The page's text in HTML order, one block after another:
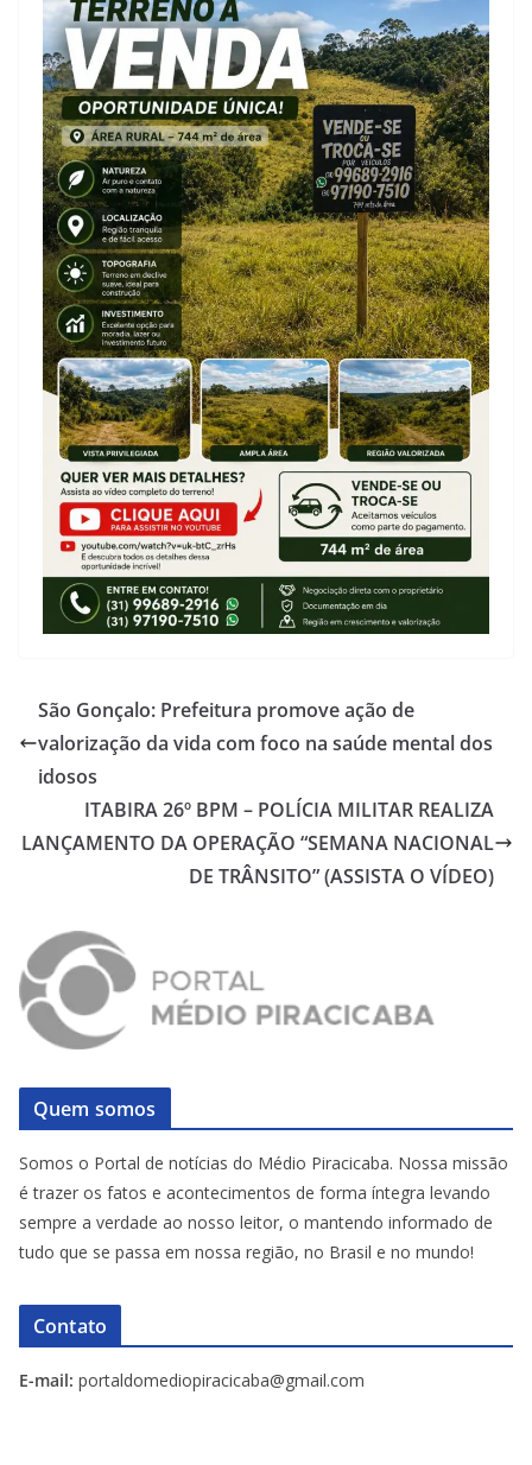
São Gonçalo: Prefeitura promove ação de
valorização da vida com foco na saúde mental dos
idosos
ITABIRA 26º BPM – POLÍCIA MILITAR REALIZA
LANÇAMENTO DA OPERAÇÃO “SEMANA NACIONAL
DE TRÂNSITO” (ASSISTA O VÍDEO)
Quem somos
Somos o Portal de notícias do Médio Piracicaba. Nossa missão
é trazer os fatos e acontecimentos de forma íntegra levando
sempre a verdade ao nosso leitor, o mantendo informado de
tudo que se passa em nossa região, no Brasil e no mundo!
Contato
E-mail: portaldomediopiracicaba@gmail.com